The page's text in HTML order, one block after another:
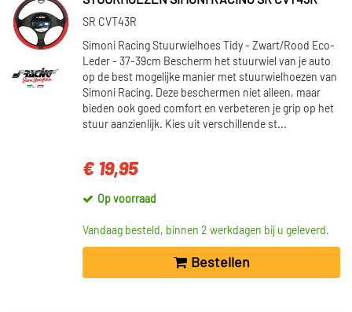
SR CVT43R
Simoni Racing Stuurwielhoes Tidy - Zwart/Rood Eco-
Leder - 37-39cm Bescherm het stuurwiel van je auto
op de best mogelijke manier met stuurwielhoezen van
Simoni Racing. Deze beschermen niet alleen, maar
bieden ook goed comfort en verbeteren je grip op het
stuur aanzienlijk. Kies uit verschillende st...
€ 19,95
Op voorraad
Vandaag besteld, binnen 2 werkdagen bij u geleverd.
Bestellen